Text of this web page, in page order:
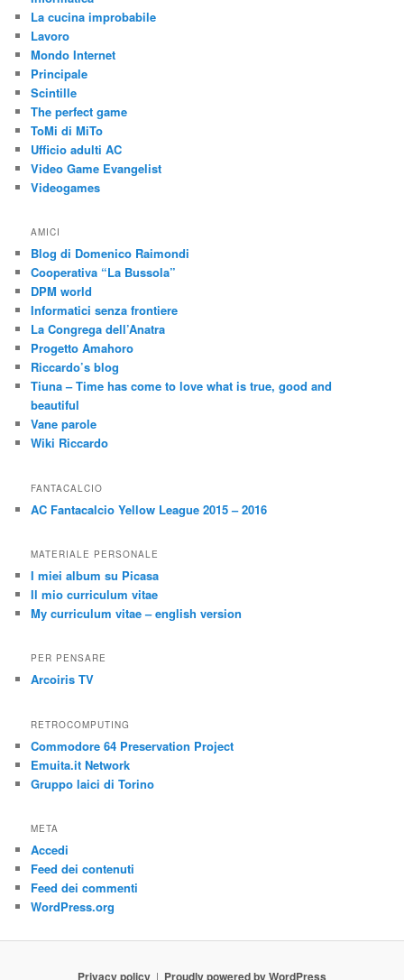
La cucina improbabile
Lavoro
Mondo Internet
Principale
Scintille
The perfect game
ToMi di MiTo
Ufficio adulti AC
Video Game Evangelist
Videogames
AMICI
Blog di Domenico Raimondi
Cooperativa “La Bussola”
DPM world
Informatici senza frontiere
La Congrega dell’Anatra
Progetto Amahoro
Riccardo’s blog
Tiuna – Time has come to love what is true, good and
beautiful
Vane parole
Wiki Riccardo
FANTACALCIO
AC Fantacalcio Yellow League 2015 – 2016
MATERIALE PERSONALE
I miei album su Picasa
Il mio curriculum vitae
My curriculum vitae – english version
PER PENSARE
Arcoiris TV
RETROCOMPUTING
Commodore 64 Preservation Project
Emuita.it Network
Gruppo laici di Torino
META
Accedi
Feed dei contenuti
Feed dei commenti
WordPress.org
Privacy policy Proudly powered by WordPress